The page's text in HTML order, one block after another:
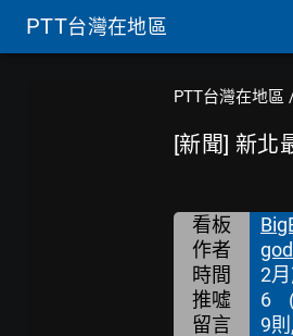
PTT台灣在地區
PTT台灣在地區
[新聞] 新北
看板
作者
時間 2
推噓 6
留言
9